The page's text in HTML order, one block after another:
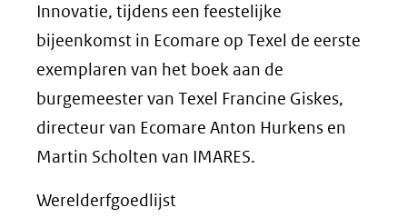
Innovatie, tijdens een feestelijke
bijeenkomst in Ecomare op Texel de eerste
exemplaren van het boek aan de
burgemeester van Texel Francine Giskes,
directeur van Ecomare Anton Hurkens en
Martin Scholten van IMARES.
Werelderfgoedlijst